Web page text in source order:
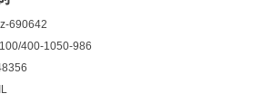
690642
400-1050-986